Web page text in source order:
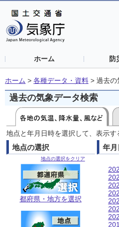
ホーム 防
ホーム > 各種データ・資料 > 過去の
過去の気象データ検索
地点と年月日時を選択して、表示
地点の選択
地点の選択をクリア
都府県・地方を選択
年月